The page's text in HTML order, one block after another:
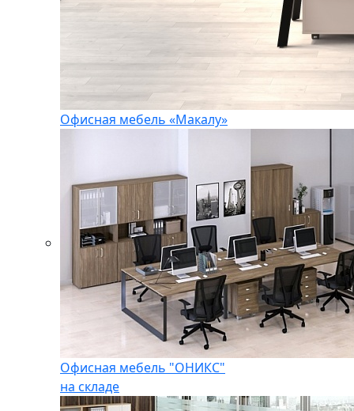
Офисная мебель «Макалу»
Офисная мебель "ОНИКС"
на складе